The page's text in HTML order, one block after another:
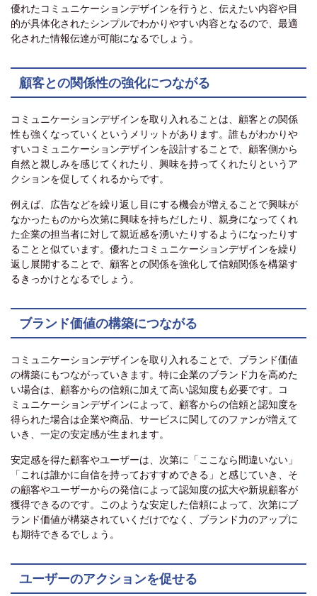
優れたコミュニケーションデザインを行うと、伝えたい内容や目
的が具体化されたシンプルでわかりやすい内容となるので、最適
化された情報伝達が可能になるでしょう。
顧客との関係性の強化につながる
コミュニケーションデザインを取り入れることは、顧客との関係
性も強くなっていくというメリットがあります。誰もがわかりや
すいコミュニケーションデザインを設計することで、顧客側から
自然と親しみを感じてくれたり、興味を持ってくれたりというア
クションを促してくれるからです。
例えば、広告などを繰り返し目にする機会が増えることで興味が
なかったものから次第に興味を持ちだしたり、親身になってくれ
た企業の担当者に対して親近感を湧いたりするようになったりす
ることと似ています。優れたコミュニケーションデザインを繰り
返し展開することで、顧客との関係を強化して信頼関係を構築す
るきっかけとなるでしょう。
ブランド価値の構築につながる
コミュニケーションデザインを取り入れることで、ブランド価値
の構築にもつながっていきます。特に企業のブランド力を高めた
い場合は、顧客からの信頼に加えて高い認知度も必要です。コ
ミュニケーションデザインによって、顧客からの信頼と認知度を
得られた場合は企業や商品、サービスに関してのファンが増えて
いき、一定の安定感が生まれます。
安定感を得た顧客やユーザーは、次第に「ここなら間違いない」
「これは誰かに自信を持っておすすめできる」と感じていき、そ
の顧客やユーザーからの発信によって認知度の拡大や新規顧客が
獲得できるのです。このような安定した信頼によって、次第にブ
ランド価値が構築されていくだけでなく、ブランド力のアップに
も期待できるでしょう。
ユーザーのアクションを促せる